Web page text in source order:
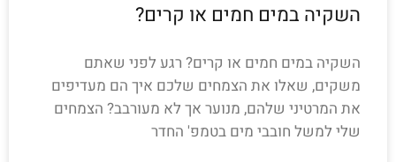
השקיה במים חמים או קרים?
השקיה במים חמים או קרים? רגע לפני שאתם
משקים, שאלו את הצמחים שלכם איך הם מעדיפים
את המרטיני שלהם, מנוער אך לא מעורבב? הצמחים
שלי למשל חובבי מים בטמפ' החדר